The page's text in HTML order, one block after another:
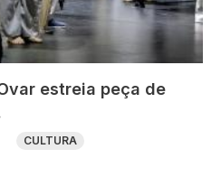
estreia peça de
CULTURA